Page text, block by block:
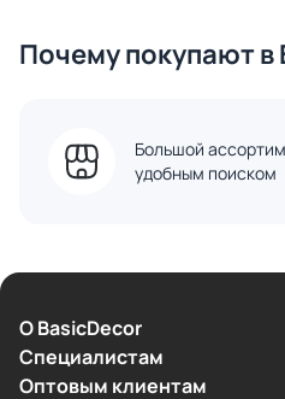
Почему покупают в
Большой
удобным поиском
О BasicDecor
Cпециалистам
Оптовым клиентам